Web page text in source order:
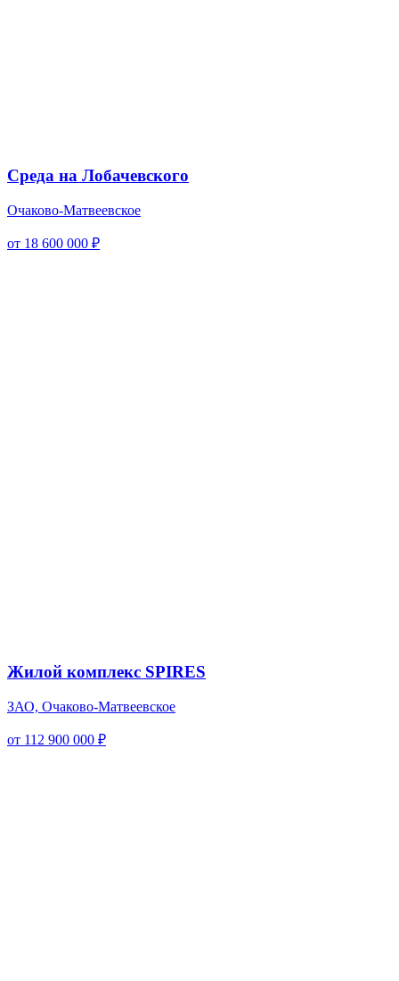
Среда на Лобачевского
Очаково-Матвеевское
от 18 600 000 ₽
Жилой комплекс SPIRES
ЗАО, Очаково-Матвеевское
от 112 900 000 ₽